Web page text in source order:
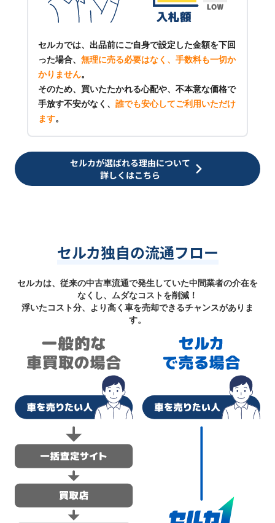
セルカでは、出品前にご自身で設定した金額を下回
った場合、 無理に売る必要はなく、手数料も一切か
かりません。
そのため、買いたたかれる心配や、不本意な価格で
手放す不安がなく、 誰でも安心してご利用いただけ
ます。
セルカが選ばれる理由について
詳しくはこちら
セルカ独自の流通フロー
セルカは、従来の中古車流通で発生していた中間業者の介在を
なくし、ムダなコストを削減！
浮いたコスト分、より高く車を売却できるチャンスがありま
す。